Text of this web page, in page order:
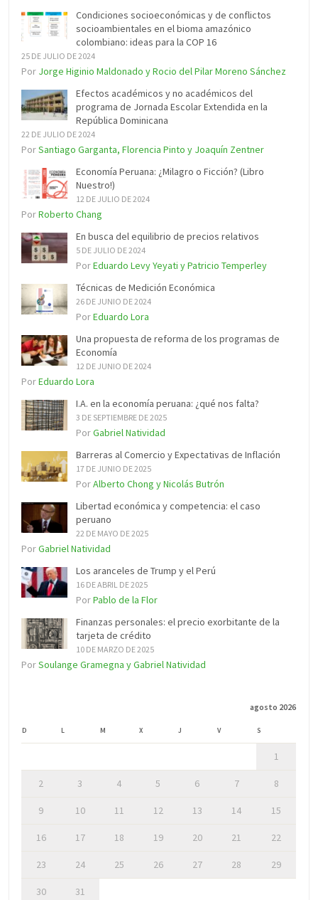
Condiciones socioeconómicas y de conflictos
socioambientales en el bioma amazónico
colombiano: ideas para la COP 16
25 DE JULIO DE 2024
Por Jorge Higinio Maldonado y Rocio del Pilar Moreno Sánchez
Efectos académicos y no académicos del
programa de Jornada Escolar Extendida en la
República Dominicana
22 DE JULIO DE 2024
PorSantiago Garganta, Florencia Pinto y Joaquín Zentner
Economía Peruana: ¿Milagro o Ficción? (Libro
Nuestro!)
12 DE JULIO DE 2024
PorRoberto Chang
En busca del equilibrio de precios relativos
5 DE JULIO DE 2024
PorEduardo Levy Yeyati y Patricio Temperley
Técnicas de Medición Económica
26 DE JUNIO DE 2024
PorEduardo Lora
Una propuesta de reforma de los programas de
Economía
12 DE JUNIO DE 2024
PorEduardo Lora
I.A. en la economía peruana: ¿qué nos falta?
3 DE SEPTIEMBRE DE 2025
PorGabriel Natividad
Barreras al Comercio y Expectativas de Inflación
17 DE JUNIO DE 2025
PorAlberto Chong y Nicolás Butrón
Libertad económica y competencia: el caso
peruano
22 DE MAYO DE 2025
PorGabriel Natividad
Los aranceles de Trump y el Perú
16 DE ABRIL DE 2025
PorPablo de la Flor
Finanzas personales: el precio exorbitante de la
tarjeta de crédito
10 DE MARZO DE 2025
PorSoulange Gramegna y Gabriel Natividad
agosto 2026
D L M X J V S
1
2 3 4 5 6 7 8
9 10 11 12 13 14 15
16 17 18 19 20 21 22
23 24 25 26 27 28 29
30 31